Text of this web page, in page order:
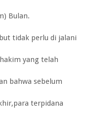
Bulan.
tidak perlu di jalani
yang telah
bahwa sebelum
terpidana